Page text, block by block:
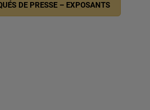
DE PRESSE – EXPOSANTS